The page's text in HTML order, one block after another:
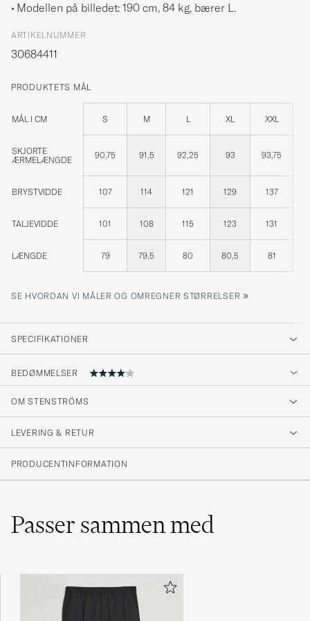
Modellen på billedet: 190 cm, 84 kg, bærer L.
ARTIKELNUMMER
30684411
PRODUKTETS MÅL
MÅL I CM S M L XL XXL
SKJORTE
ÆRMELÆNGDE
90,75 91,5 92,25 93 93,75
BRYSTVIDDE 107 114 121 129 137
TALJEVIDDE 101 108 115 123 131
LÆNGDE 79 79,5 80 80,5 81
SE HVORDAN VI MÅLER OG OMREGNER STØRRELSER »
SPECIFIKATIONER
BEDØMMELSER
Aningen tightare än förväntat
HARALD A
OM STENSTRÖMS
LEVERING & RETUR
PRODUCENTINFORMATION
Passer sammen med